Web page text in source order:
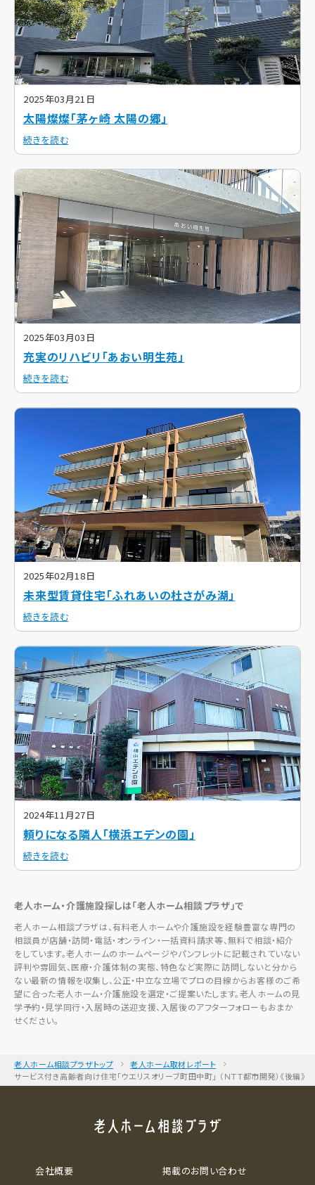
2025年03月21日
太陽燦燦「茅ヶ崎 太陽の郷」
続きを読む
2025年03月03日
充実のリハビリ「あおい明生苑」
続きを読む
2025年02月18日
未来型賃貸住宅「ふれあいの杜さがみ湖」
続きを読む
2024年11月27日
頼りになる隣人「横浜エデンの園」
続きを読む
老人ホーム・介護施設探しは「老人ホーム相談プラザ」で
老人ホーム相談プラザは、有料老人ホームや介護施設を経験豊富な専門の
相談員が店舗・訪問・電話・オンライン・一括資料請求等、無料で相談・紹介
をしています。老人ホームのホームページやパンフレットに記載されていない
評判や雰囲気、医療・介護体制の実態、特色など実際に訪問しないと分から
ない最新の情報を収集し、公正・中立な立場でプロの目線からお客様のご希
望に合った老人ホーム・介護施設を選定・ご提案いたします。老人ホームの見
学予約・見学同行・入居時の送迎支援、入居後のアフターフォローもおまか
せください。
老人ホーム相談プラザトップ
老人ホーム取材レポート
サービス付き高齢者向け住宅「ウエリスオリーブ町田中町」 （ＮＴＴ都市開発）《後編》
会社概要 掲載のお問い合わせ